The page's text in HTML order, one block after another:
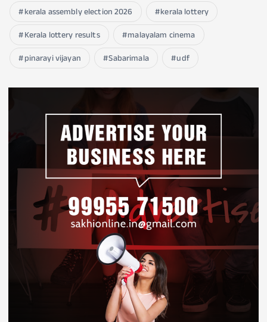
kerala assembly election 2026
kerala lottery
Kerala lottery results
malayalam cinema
pinarayi vijayan
Sabarimala udf